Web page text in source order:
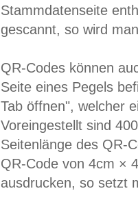
Stammdatenseite
gescannt, so wird
QR-Codes können
Seite eines Pegels
Tab öffnen", welcher
Voreingestellt sind
Seitenlänge des QR-
QR-Code von 4cm ×
ausdrucken, so setzt